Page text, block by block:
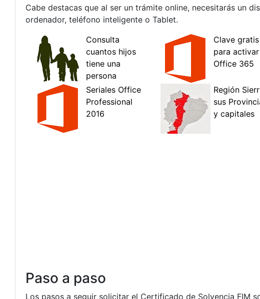
Cabe destacas que al ser un trámite online, necesitarás un
ordenador, teléfono inteligente o Tablet.
Paso a paso
Los pasos a seguir solicitar el Certificado de Solvencia FIM